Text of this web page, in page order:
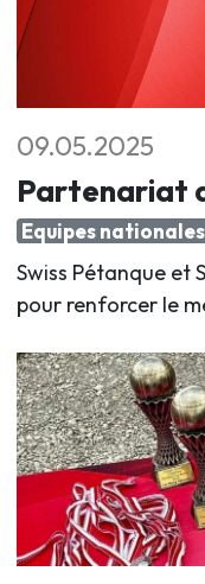
09.05.2025
Partenariat
Equipes nationales
Swiss Pétanque et
pour renforcer le